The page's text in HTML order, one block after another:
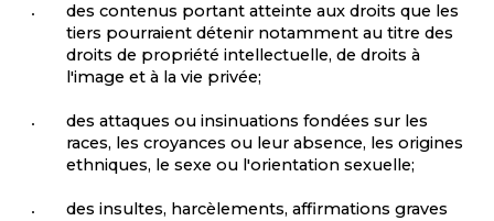
des contenus portant atteinte aux droits que les
tiers pourraient détenir notamment au titre des
droits de propriété intellectuelle, de droits à
l'image et à la vie privée;
des attaques ou insinuations fondées sur les
races, les croyances ou leur absence, les origines
ethniques, le sexe ou l'orientation sexuelle;
des insultes, harcèlements, affirmations graves